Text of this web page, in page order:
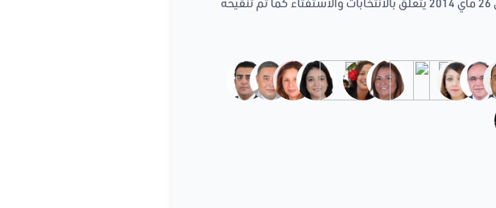
يتعلق بتنقيح القانون عدد 16 لسنة 2014 مؤرخ في 26 ماي 2014 يتعلق بالانتخابات والاستفتاء كما تم تنقيحه